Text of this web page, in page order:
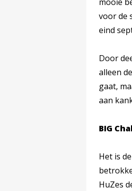
voor de
eind
Door
alleen
gaat,
aan
BIG
Het is
HuZes